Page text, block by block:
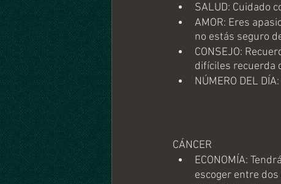
SALUD: Cuidado
AMOR: Eres
no estás seguro
CONSEJO:
difíciles recuerda
NÚMERO DEL
CÁNCER
ECONOMÍA:
escoger entre